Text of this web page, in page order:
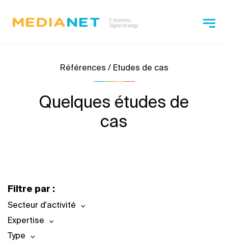
Références / Etudes de cas
Quelques études de
cas
Filtre par :
Secteur d'activité
Expertise
Type